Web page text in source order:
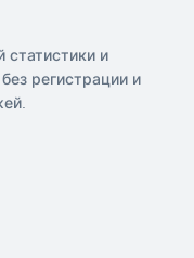
статистики и
регистрации и